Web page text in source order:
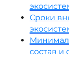
Сроки
состав и